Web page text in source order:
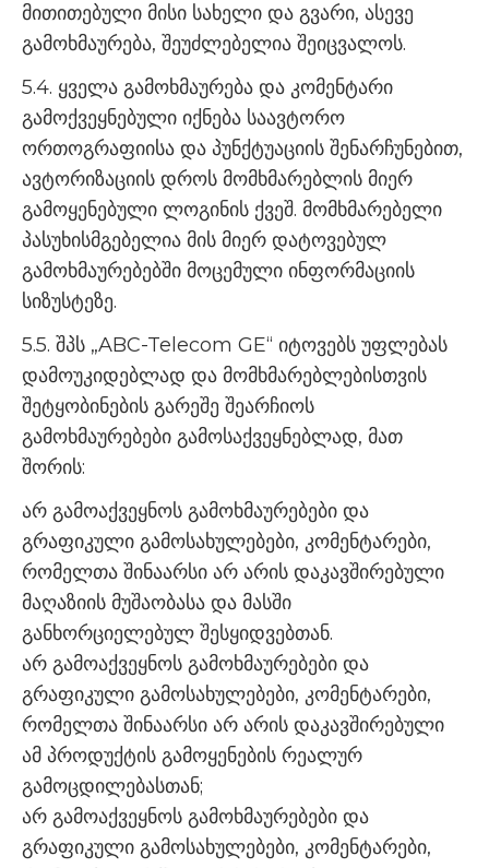
მითითებული მისი სახელი და გვარი, ასევე
გამოხმაურება, შეუძლებელია შეიცვალოს.
5.4. ყველა გამოხმაურება და კომენტარი
გამოქვეყნებული იქნება საავტორო
ორთოგრაფიისა და პუნქტუაციის შენარჩუნებით,
ავტორიზაციის დროს მომხმარებლის მიერ
გამოყენებული ლოგინის ქვეშ. მომხმარებელი
პასუხისმგებელია მის მიერ დატოვებულ
გამოხმაურებებში მოცემული ინფორმაციის
სიზუსტეზე.
5.5. შპს „ABC-Telecom GE“ იტოვებს უფლებას
დამოუკიდებლად და მომხმარებლებისთვის
შეტყობინების გარეშე შეარჩიოს
გამოხმაურებები გამოსაქვეყნებლად, მათ
შორის:
არ გამოაქვეყნოს გამოხმაურებები და
გრაფიკული გამოსახულებები, კომენტარები,
რომელთა შინაარსი არ არის დაკავშირებული
მაღაზიის მუშაობასა და მასში
განხორციელებულ შესყიდვებთან.
არ გამოაქვეყნოს გამოხმაურებები და
გრაფიკული გამოსახულებები, კომენტარები,
რომელთა შინაარსი არ არის დაკავშირებული
ამ პროდუქტის გამოყენების რეალურ
გამოცდილებასთან;
არ გამოაქვეყნოს გამოხმაურებები და
გრაფიკული გამოსახულებები, კომენტარები,